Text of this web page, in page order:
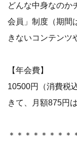
どんな中身なのか
会員」制度（期間
きないコンテンツ
【年会費】
10500円（消費税
きて、月額875円
＊＊＊＊＊＊＊＊